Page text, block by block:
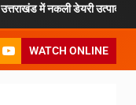
उत्तराखंड में नकली डेयरी उत्पादों
WATCH ONLINE